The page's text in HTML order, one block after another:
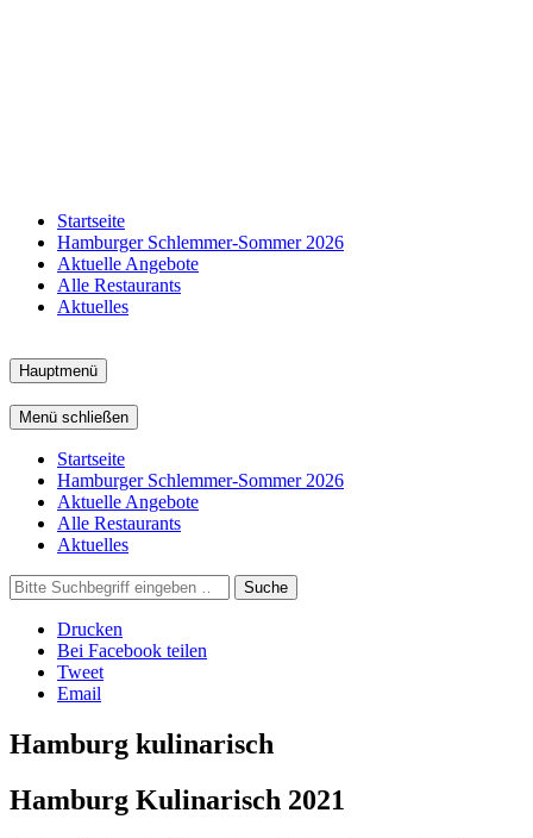
Startseite
Hamburger Schlemmer-Sommer 2026
Aktuelle Angebote
Alle Restaurants
Aktuelles
Hauptmenü
Menü schließen
Startseite
Hamburger Schlemmer-Sommer 2026
Aktuelle Angebote
Alle Restaurants
Aktuelles
Suche
Drucken
Bei Facebook teilen
Tweet
Email
Hamburg kulinarisch
Hamburg Kulinarisch 2021